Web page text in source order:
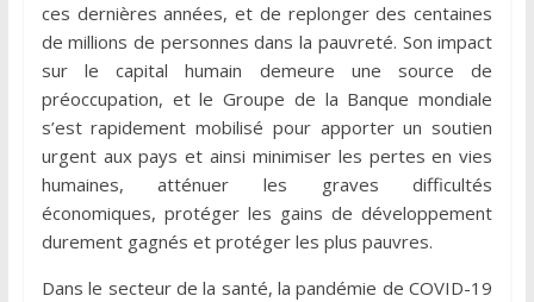
ces dernières années, et de replonger des centaines
de millions de personnes dans la pauvreté. Son impact
sur le capital humain demeure une source de
préoccupation, et le Groupe de la Banque mondiale
s’est rapidement mobilisé pour apporter un soutien
urgent aux pays et ainsi minimiser les pertes en vies
humaines, atténuer les graves difficultés
économiques, protéger les gains de développement
durement gagnés et protéger les plus pauvres.
Dans le secteur de la santé, la pandémie de COVID-19